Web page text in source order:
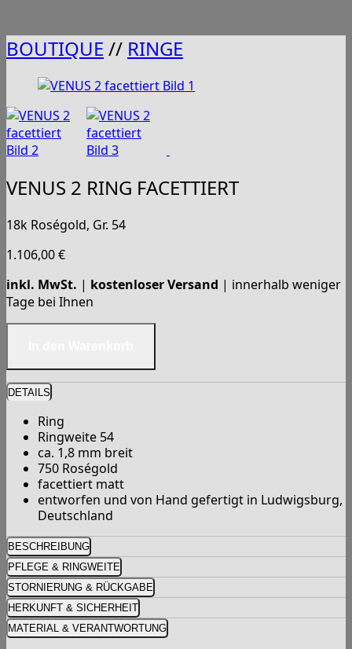
BOUTIQUE // RINGE
VENUS 2 RING FACETTIERT
18k Roségold, Gr. 54
1.106,00€
inkl. MwSt. | kostenloser Versand | innerhalb weniger
Tage bei Ihnen
DETAILS
Ring
Ringweite 54
ca. 1,8 mm breit
750 Roségold
facettiert matt
entworfen und von Hand gefertigt in Ludwigsburg,
Deutschland
BESCHREIBUNG
PFLEGE & RINGWEITE
STORNIERUNG & RÜCKGABE
HERKUNFT & SICHERHEIT
MATERIAL & VERANTWORTUNG